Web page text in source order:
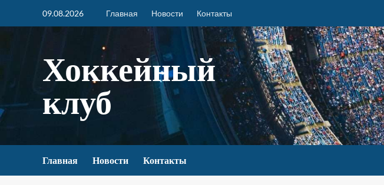
09.08.2026 Главная Новости Контакты
Хоккейный
клуб
Главная Новости Контакты